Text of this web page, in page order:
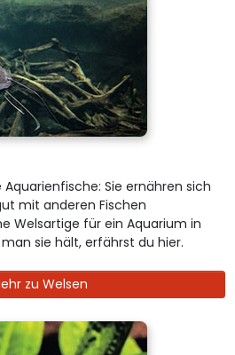
Sie ernähren sich
mit anderen Fischen
Welsartige für ein Aquarium in
sie hält, erfährst du hier.
zu Welsen